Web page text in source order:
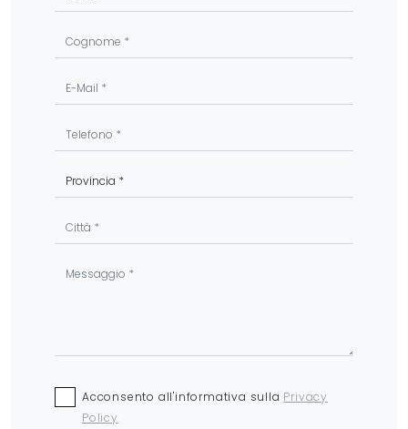
Acconsento all'informativa sulla Privacy
Policy